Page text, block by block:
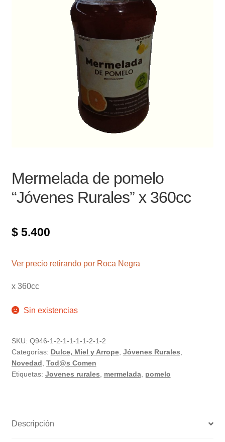
Preguntas Frecuentes
Receso de verano
Retirando en Roca Negra
Sugerencias y consultas
Mermelada de pomelo
“Jóvenes Rurales” x 360cc
$5.400
Ver precio retirando por Roca Negra
x 360cc
Sin existencias
SKU: Q946-1-2-1-1-1-1-2-1-2
Categorías: Dulce, Miel y Arrope, Jóvenes Rurales,
Novedad, Tod@s Comen
Etiquetas: Jovenes rurales, mermelada, pomelo
Descripción